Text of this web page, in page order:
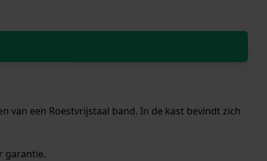
van een Roestvrijstaal band. In de kast bevindt zich
garantie.